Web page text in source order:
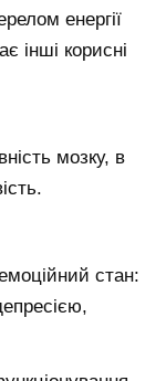
енергії
інші корисні
мозку, в
стан: